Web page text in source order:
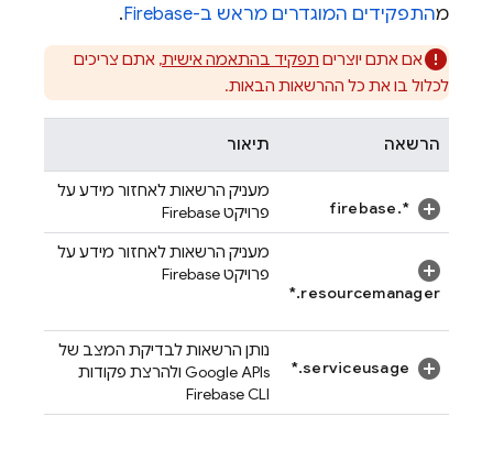
מהתפקידים המוגדרים מראש ב-Firebase .
אם אתם יוצרים תפקיד בהתאמה אישית, אתם צריכים
לכלול בו את כל ההרשאות הבאות.
הרשאה תיאור
firebase.*‎
מעניק הרשאות לאחזור מידע על
פרויקט Firebase
resourcemanager.*
מעניק הרשאות לאחזור מידע על
פרויקט Firebase
serviceusage.*
נותן הרשאות לבדיקת המצב של
Google APIs ולהרצת פקודות
FirebaseCLI